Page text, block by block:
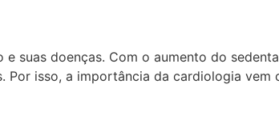
suas doenças. Com o aumento do
isso, a importância da cardiologia vem